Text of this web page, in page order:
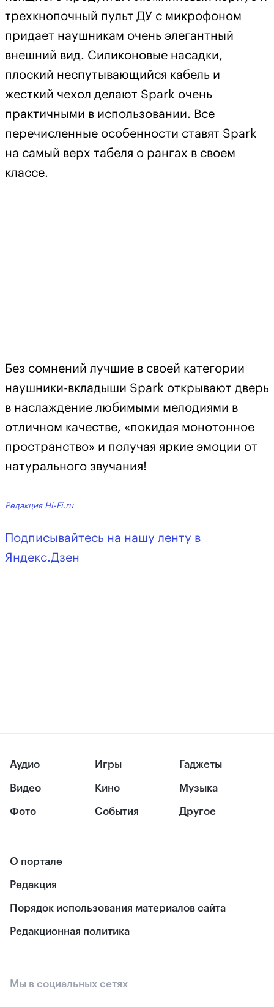
трехкнопочный пульт ДУ с микрофоном
придает наушникам очень элегантный
внешний вид. Силиконовые насадки,
плоский неспутывающийся кабель и
жесткий чехол делают Spark очень
практичными в использовании. Все
перечисленные особенности ставят Spark
на самый верх табеля о рангах в своем
классе.
Без сомнений лучшие в своей категории
наушники-вкладыши Spark открывают дверь
в наслаждение любимыми мелодиями в
отличном качестве, «покидая монотонное
пространство» и получая яркие эмоции от
натурального звучания!
Редакция Hi-Fi.ru
Подписывайтесь на нашу ленту в
Яндекс.Дзен
Аудио
Видео
Фото
Игры
Кино
События
Гаджеты
Музыка
Другое
О портале
Редакция
Порядок использования материалов сайта
Редакционная политика
Мы в социальных сетях